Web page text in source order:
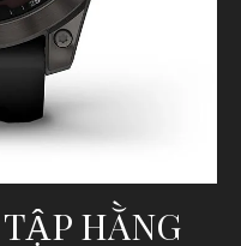
HẰNG